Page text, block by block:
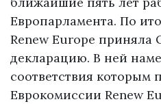
Европарламента. По
Renew Europe приняла
декларацию. В ней
соответствия которым
Еврокомиссии Renew